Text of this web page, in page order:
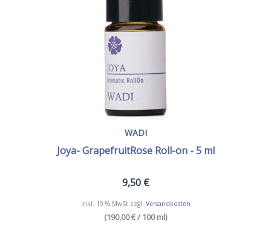
WADI
Joya- GrapefruitRose Roll-on - 5 ml
9,50 €
inkl. 19 % MwSt. zzgl. Versandkosten
(190,00 € / 100 ml)